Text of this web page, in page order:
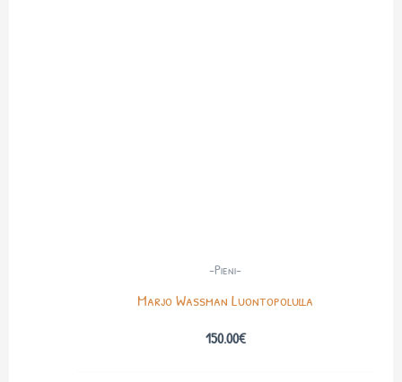
-Pieni-
Marjo Wassman Luontopolulla
150.00€